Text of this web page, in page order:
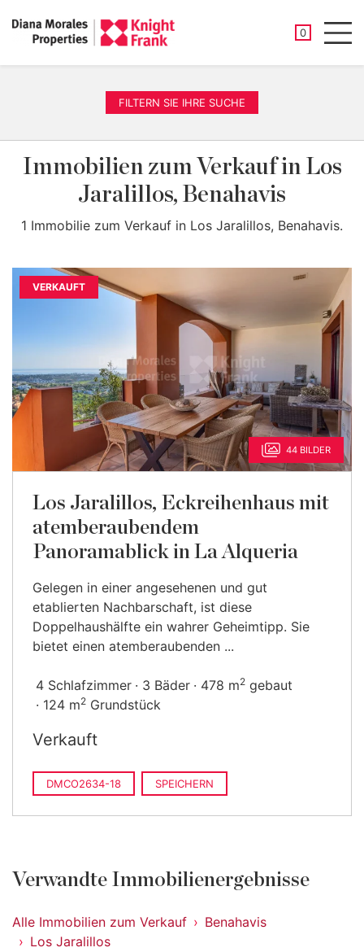
0
FILTERN SIE IHRE SUCHE
Immobilien zum Verkauf in Los
Jaralillos, Benahavis
1 Immobilie zum Verkauf in Los Jaralillos, Benahavis.
VERKAUFT
44 BILDER
Los Jaralillos, Eckreihenhaus mit
atemberaubendem
Panoramablick in La Alqueria
Gelegen in einer angesehenen und gut
etablierten Nachbarschaft, ist diese
Doppelhaushälfte ein wahrer Geheimtipp. Sie
bietet einen atemberaubenden ...
4 Schlafzimmer 3 Bäder 478 m2 gebaut
124 m2 Grundstück
Verkauft
DMCO2634-18 SPEICHERN
Verwandte Immobilienergebnisse
Alle Immobilien zum Verkauf
Benahavis
Los Jaralillos